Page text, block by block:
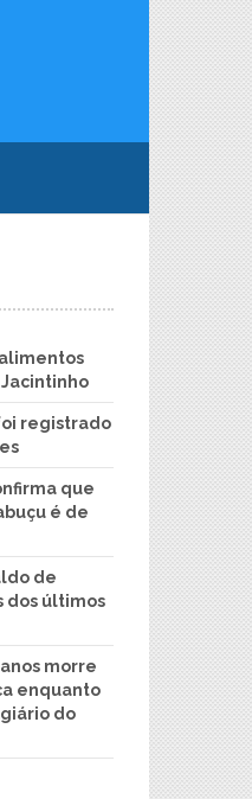
registrado
que
é de
de
dos últimos
morre
enquanto
do